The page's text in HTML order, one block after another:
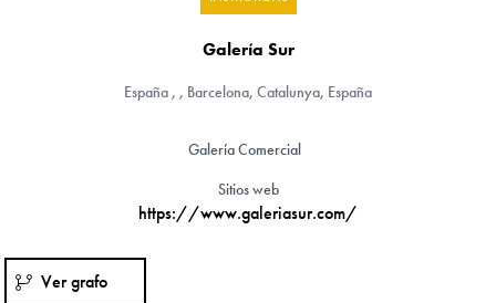
Galería Sur
España , , Barcelona, Catalunya, España
Galería Comercial
Sitios web
https://www.galeriasur.com/
Ver grafo